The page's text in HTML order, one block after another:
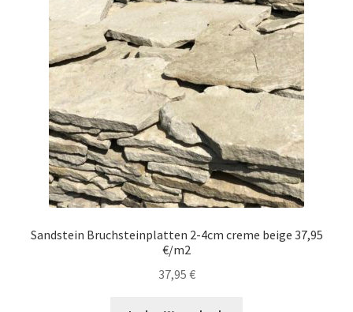
Sandstein Bruchsteinplatten 2-4cm creme beige 37,95
€/m2
37,95 €